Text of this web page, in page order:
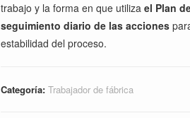
trabajo y la forma en que utiliza el Plan
seguimiento diario de las acciones
estabilidad del proceso.
Categoría: Trabajador de fábrica